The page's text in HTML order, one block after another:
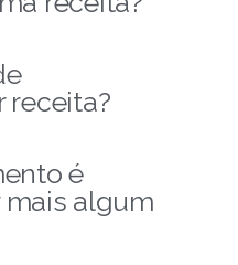
receita?
é
mais algum